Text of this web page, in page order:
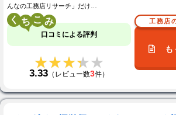
んなの工務店リサーチ」だけ…
く こ
口コミによる評判
★★★★★
★★★★★
3.33 （レビュー数3件）
工務店